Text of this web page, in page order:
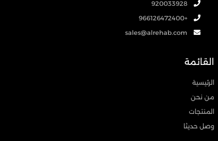
920033928
+966126472400
sales@alrehab.com
القائمة
الرئيسية
من نحن
المنتجات
وصل حديثا